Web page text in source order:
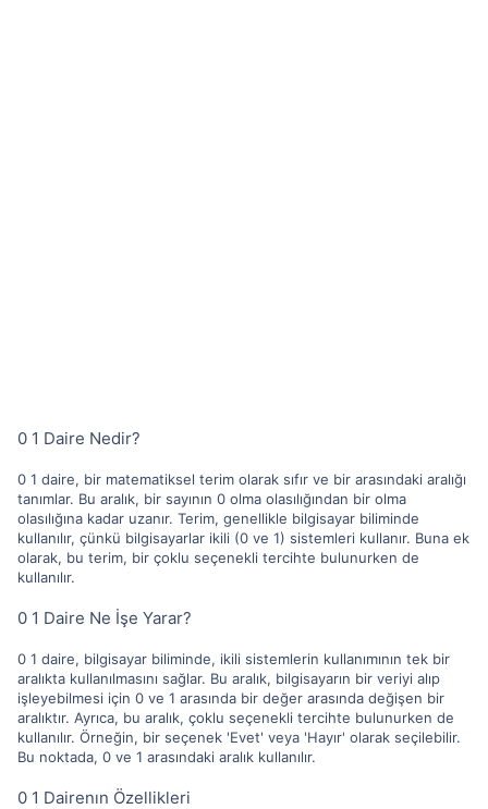
0 1 Daire Nedir?
0 1 daire, bir matematiksel terim olarak sıfır ve bir arasındaki aralığı
tanımlar. Bu aralık, bir sayının 0 olma olasılığından bir olma
olasılığına kadar uzanır. Terim, genellikle bilgisayar biliminde
kullanılır, çünkü bilgisayarlar ikili (0 ve 1) sistemleri kullanır. Buna ek
olarak, bu terim, bir çoklu seçenekli tercihte bulunurken de
kullanılır.
0 1 Daire Ne İşe Yarar?
0 1 daire, bilgisayar biliminde, ikili sistemlerin kullanımının tek bir
aralıkta kullanılmasını sağlar. Bu aralık, bilgisayarın bir veriyi alıp
işleyebilmesi için 0 ve 1 arasında bir değer arasında değişen bir
aralıktır. Ayrıca, bu aralık, çoklu seçenekli tercihte bulunurken de
kullanılır. Örneğin, bir seçenek 'Evet' veya 'Hayır' olarak seçilebilir.
Bu noktada, 0 ve 1 arasındaki aralık kullanılır.
0 1 Dairenın Özellikleri